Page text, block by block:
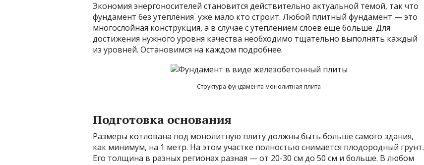
Экономия энергоносителей становится действительно актуальной темой, так что
фундамент без утепления уже мало кто строит. Любой плитный фундамент — это
многослойная конструкция, а в случае с утеплением слоев еще больше. Для
достижения нужного уровня качества необходимо тщательно выполнять каждый
из уровней. Остановимся на каждом подробнее.
Структура фундамента монолитная плита
Подготовка основания
Размеры котлована под монолитную плиту должны быть больше самого здания,
как минимум, на 1 метр. На этом участке полностью снимается плодородный грунт.
Его толщина в разных регионах разная — от 20-30 см до 50 см и больше. В любом